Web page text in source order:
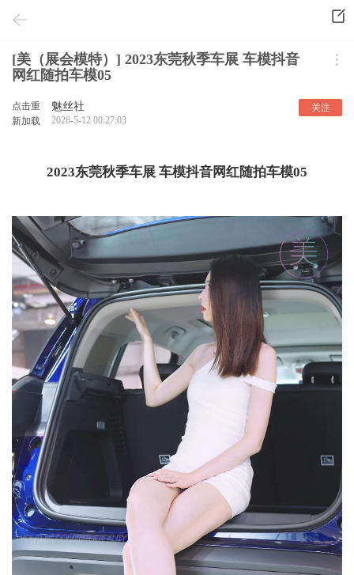
[美（展会模特）] 2023东莞秋季车展 车模抖音
网红随拍车模05
点击重
新加载
魅丝社
2026-5-12 00:27:03
关注
2023东莞秋季车展 车模抖音网红随拍车模05